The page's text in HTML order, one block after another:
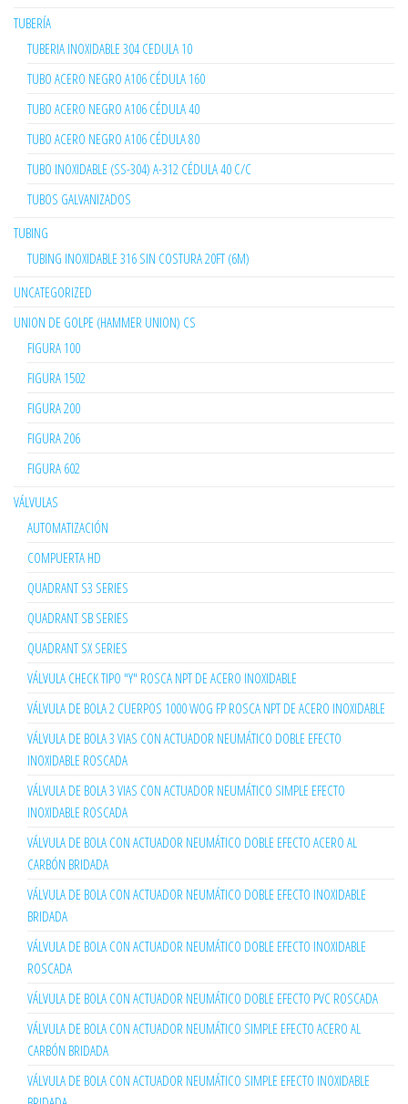
TUBERÍA
TUBERIA INOXIDABLE 304 CEDULA 10
TUBO ACERO NEGRO A106 CÉDULA 160
TUBO ACERO NEGRO A106 CÉDULA 40
TUBO ACERO NEGRO A106 CÉDULA 80
TUBO INOXIDABLE (SS-304) A-312 CÉDULA 40 C/C
TUBOS GALVANIZADOS
TUBING
TUBING INOXIDABLE 316 SIN COSTURA 20FT (6M)
UNCATEGORIZED
UNION DE GOLPE (HAMMER UNION) CS
FIGURA 100
FIGURA 1502
FIGURA 200
FIGURA 206
FIGURA 602
VÁLVULAS
AUTOMATIZACIÓN
COMPUERTA HD
QUADRANT S3 SERIES
QUADRANT SB SERIES
QUADRANT SX SERIES
VÁLVULA CHECK TIPO "Y" ROSCA NPT DE ACERO INOXIDABLE
VÁLVULA DE BOLA 2 CUERPOS 1000 WOG FP ROSCA NPT DE ACERO INOXIDABLE
VÁLVULA DE BOLA 3 VIAS CON ACTUADOR NEUMÁTICO DOBLE EFECTO
INOXIDABLE ROSCADA
VÁLVULA DE BOLA 3 VIAS CON ACTUADOR NEUMÁTICO SIMPLE EFECTO
INOXIDABLE ROSCADA
VÁLVULA DE BOLA CON ACTUADOR NEUMÁTICO DOBLE EFECTO ACERO AL
CARBÓN BRIDADA
VÁLVULA DE BOLA CON ACTUADOR NEUMÁTICO DOBLE EFECTO INOXIDABLE
BRIDADA
VÁLVULA DE BOLA CON ACTUADOR NEUMÁTICO DOBLE EFECTO INOXIDABLE
ROSCADA
VÁLVULA DE BOLA CON ACTUADOR NEUMÁTICO DOBLE EFECTO PVC ROSCADA
VÁLVULA DE BOLA CON ACTUADOR NEUMÁTICO SIMPLE EFECTO ACERO AL
CARBÓN BRIDADA
VÁLVULA DE BOLA CON ACTUADOR NEUMÁTICO SIMPLE EFECTO INOXIDABLE